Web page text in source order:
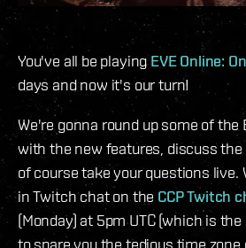
You've all be playing EVE Online:
days and now it's our turn!
We're gonna round up some of the
with the new features, discuss the
of course take your questions live.
in Twitch chat on theCCP Twitch
(Monday) at 5pm UTC (which is
to spare you the tedious time zone